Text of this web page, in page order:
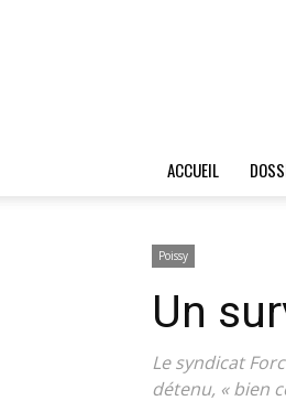
ACCUEIL
Poissy
Un
Le syndicat
détenu, « bien